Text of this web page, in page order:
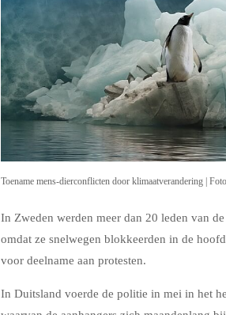
Toename mens-dierconflicten door klimaatverandering |
In Zweden werden meer dan 20 leden van
omdat ze snelwegen blokkeerden in de
voor deelname aan protesten.
In Duitsland voerde de politie in mei in het